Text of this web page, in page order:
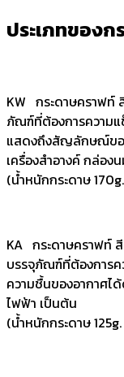
ประเภทของก
KW กระดาษคราฟท์
ภัณฑ์ที่ต้องการความ
แสดงถึงสัญลักษณ์ขอ
เครื่องสำอางค์ กล่อ
(น้ำหนักกระดาษ
KA กระดาษคราฟท์ สี
บรรจุภัณฑ์ที่ต้องการ
ความชื้นของอากาศไ
ไฟฟ้า เป็นต้น
(น้ำหนักกระดาษ